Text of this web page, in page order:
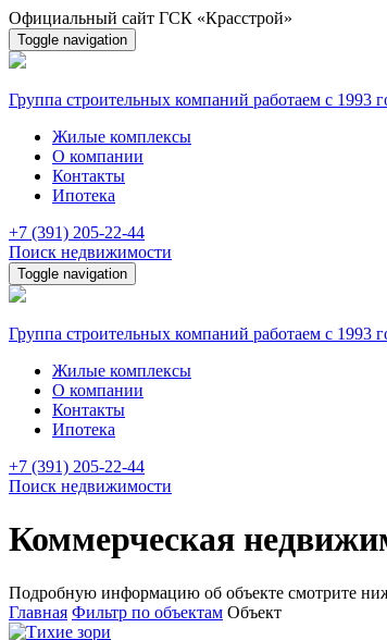
Официальный сайт ГСК «Красстрой»
Toggle navigation
Группа строительных компаний работаем с 1993
Жилые комплексы
О компании
Контакты
Ипотека
+7 (391) 205-22-44
Поиск недвижимости
Toggle navigation
Группа строительных компаний работаем с 1993
Жилые комплексы
О компании
Контакты
Ипотека
+7 (391) 205-22-44
Поиск недвижимости
Коммерческая
Подробную информацию об объекте смотрите
Главная Фильтр по объектам Объект